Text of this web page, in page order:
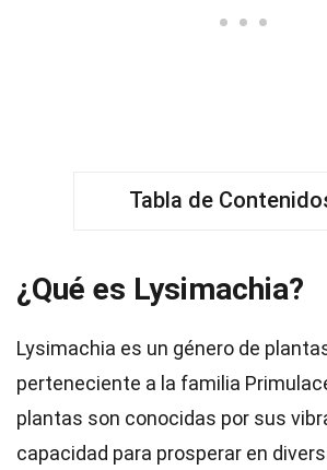
Tabla de
¿Qué es Lysimachia?
Lysimachia es un género de
perteneciente a la familia
plantas son conocidas por sus
capacidad para prosperar en